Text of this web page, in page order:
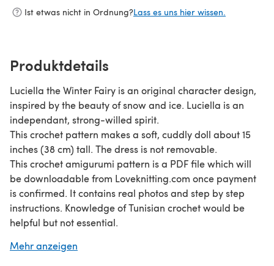
Ist etwas nicht in Ordnung?Lass es uns hier wissen.
Produktdetails
Luciella the Winter Fairy is an original character design,
inspired by the beauty of snow and ice. Luciella is an
independant, strong-willed spirit.
This crochet pattern makes a soft, cuddly doll about 15
inches (38 cm) tall. The dress is not removable.
This crochet amigurumi pattern is a PDF file which will
be downloadable from Loveknitting.com once payment
is confirmed. It contains real photos and step by step
instructions. Knowledge of Tunisian crochet would be
helpful but not essential.
Distribution of the patterns electronically or as a hard
Mehr anzeigen